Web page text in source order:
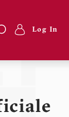
Menu
profilo
Log In